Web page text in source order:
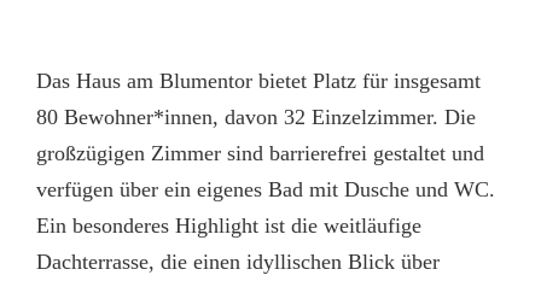
Das Haus am Blumentor bietet Platz für insgesamt
80 Bewohner*innen, davon 32 Einzelzimmer. Die
großzügigen Zimmer sind barrierefrei gestaltet und
verfügen über ein eigenes Bad mit Dusche und WC.
Ein besonderes Highlight ist die weitläufige
Dachterrasse, die einen idyllischen Blick über